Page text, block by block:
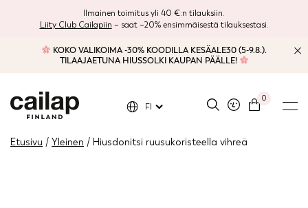
Ilmainen toimitus yli 40 €:n tilauksiin.
Liity Club Cailapiin – saat –20% ensimmäisestä tilauksestasi.
KOKO VALIKOIMA -30% KOODILLA KESÄALE30 (5-9.8.).
TILAAJAETUNA HIUSSOLKI KAUPAN PÄÄLLE!
0
FI
Etusivu / Yleinen / Hiusdonitsi ruusukoristeella vihreä